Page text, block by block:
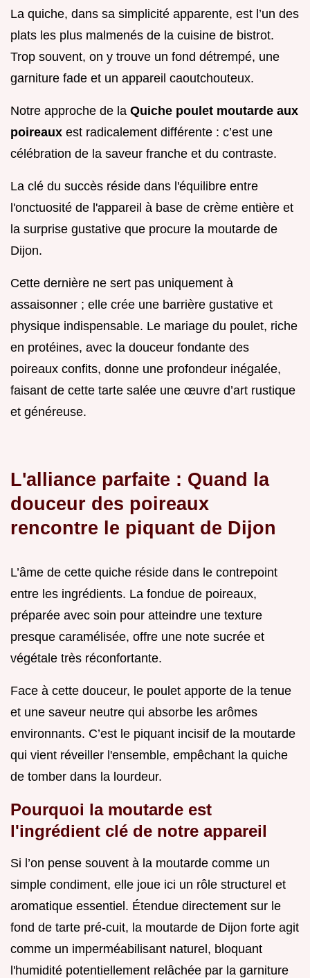
La quiche, dans sa simplicité apparente, est l’un des
plats les plus malmenés de la cuisine de bistrot.
Trop souvent, on y trouve un fond détrempé, une
garniture fade et un appareil caoutchouteux.
Notre approche de la Quiche poulet moutarde aux
poireaux est radicalement différente : c’est une
célébration de la saveur franche et du contraste.
La clé du succès réside dans l'équilibre entre
l'onctuosité de l'appareil à base de crème entière et
la surprise gustative que procure la moutarde de
Dijon.
Cette dernière ne sert pas uniquement à
assaisonner ; elle crée une barrière gustative et
physique indispensable. Le mariage du poulet, riche
en protéines, avec la douceur fondante des
poireaux confits, donne une profondeur inégalée,
faisant de cette tarte salée une œuvre d’art rustique
et généreuse.
L'alliance parfaite : Quand la
douceur des poireaux
rencontre le piquant de Dijon
L’âme de cette quiche réside dans le contrepoint
entre les ingrédients. La fondue de poireaux,
préparée avec soin pour atteindre une texture
presque caramélisée, offre une note sucrée et
végétale très réconfortante.
Face à cette douceur, le poulet apporte de la tenue
et une saveur neutre qui absorbe les arômes
environnants. C’est le piquant incisif de la moutarde
qui vient réveiller l'ensemble, empêchant la quiche
de tomber dans la lourdeur.
Pourquoi la moutarde est
l'ingrédient clé de notre appareil
Si l’on pense souvent à la moutarde comme un
simple condiment, elle joue ici un rôle structurel et
aromatique essentiel. Étendue directement sur le
fond de tarte pré-cuit, la moutarde de Dijon forte agit
comme un imperméabilisant naturel, bloquant
l'humidité potentiellement relâchée par la garniture